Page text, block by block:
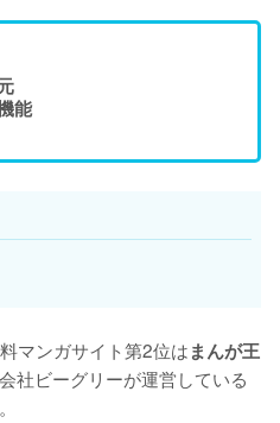
能
マンガサイト第2位はまんが王
社ビーグリーが運営している